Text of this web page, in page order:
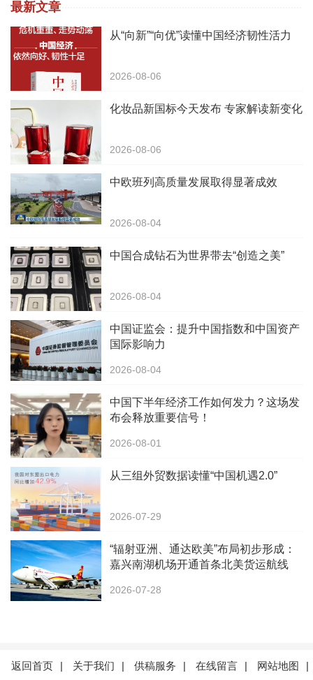
最新文章
从“向新”“向优”读懂中国经济韧性活力
2026-08-06
化妆品新国标今天发布 专家解读新变化
2026-08-06
中欧班列高质量发展取得显著成效
2026-08-04
中国合成钻石为世界带去“创造之美”
2026-08-04
中国证监会：提升中国指数和中国资产
国际影响力
2026-08-04
中国下半年经济工作如何发力？这场发
布会释放重要信号！
2026-08-01
从三组外贸数据读懂“中国机遇2.0”
2026-07-29
“辐射亚洲、通达欧美”布局初步形成：
嘉兴南湖机场开通首条北美货运航线
2026-07-28
返回首页 | 关于我们 | 供稿服务 | 在线留言 | 网站地图 |